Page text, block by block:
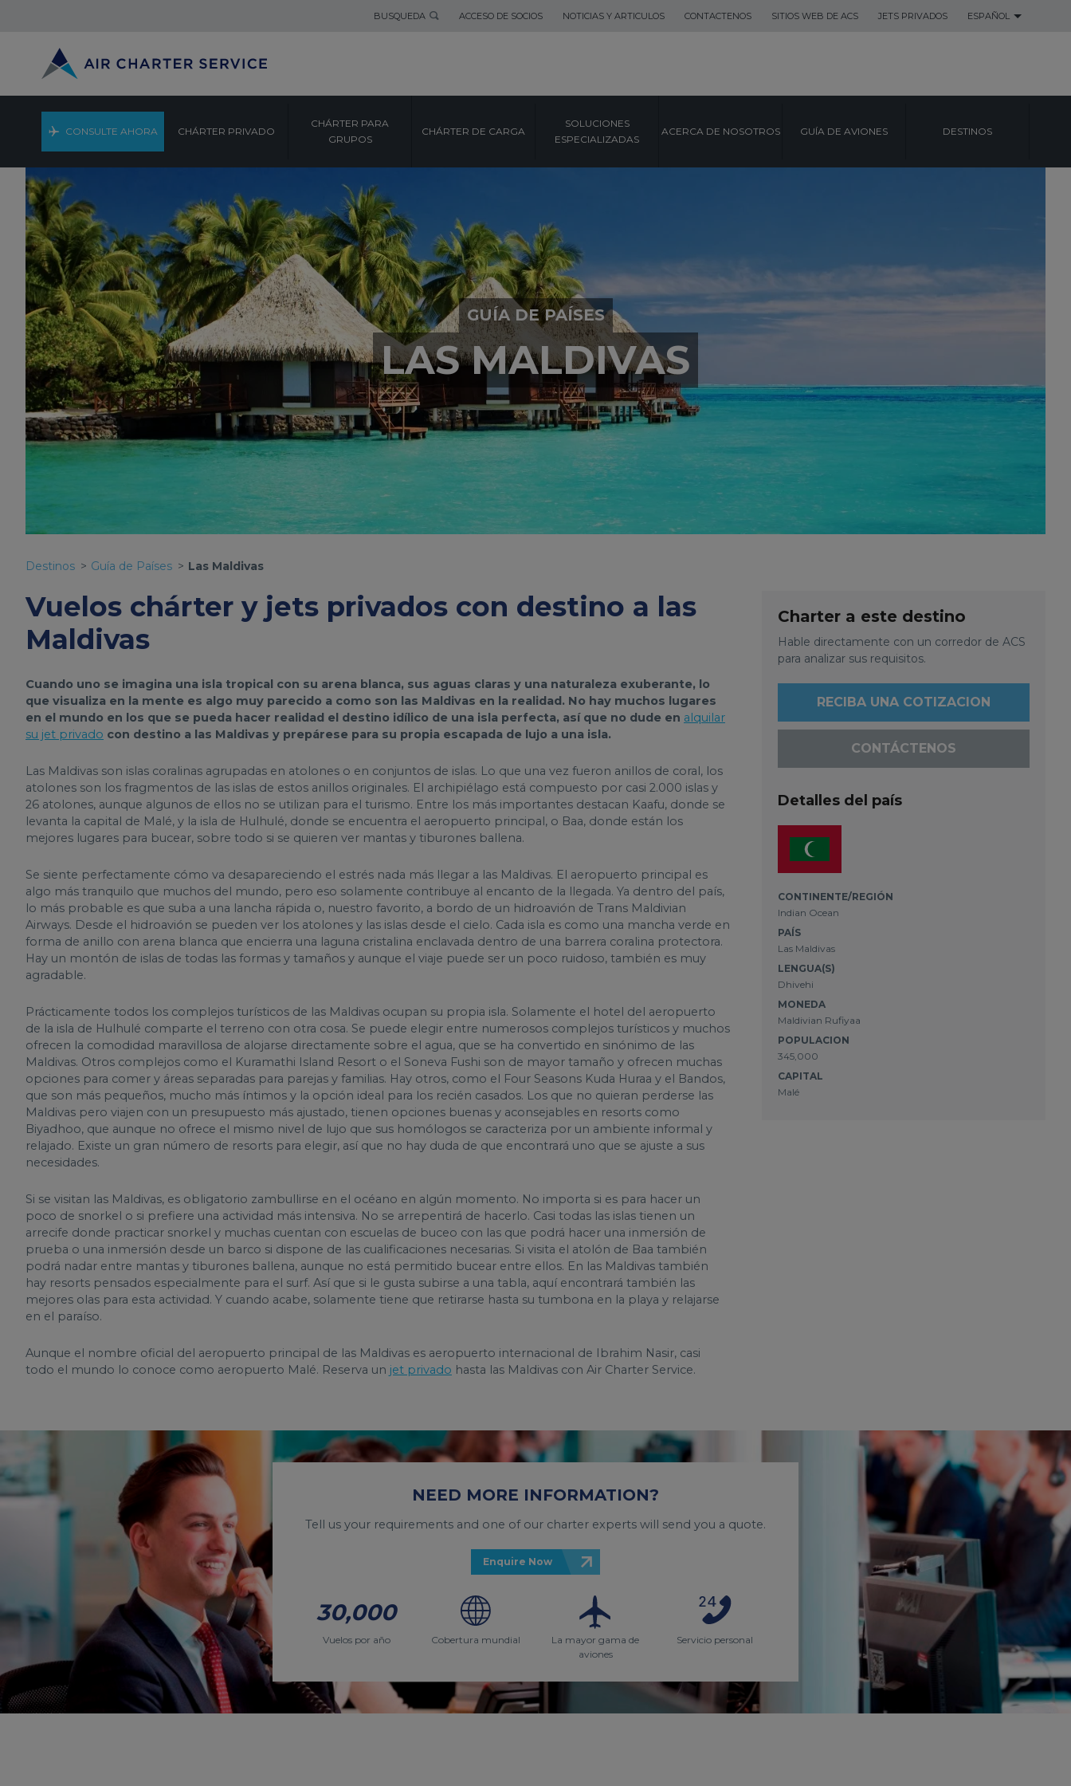
BUSQUEDA ACCESO DE SOCIOS NOTICIAS Y ARTICULOS CONTACTENOS SITIOS WEB DE ACS JETS PRIVADOS ESPAÑOL
CONSULTE AHORA CHÁRTER PRIVADO
CHÁRTER PARA
GRUPOS
CHÁRTER DE CARGA
SOLUCIONES
ESPECIALIZADAS
ACERCA DE NOSOTROS GUÍA DE AVIONES DESTINOS
GUÍA DE PAÍSES
LAS MALDIVAS
Destinos Guía de Países Las Maldivas
Vuelos chárter y jets privados con destino a las
Maldivas
Cuando uno se imagina una isla tropical con su arena blanca, sus aguas claras y una naturaleza exuberante, lo
que visualiza en la mente es algo muy parecido a como son las Maldivas en la realidad. No hay muchos lugares
en el mundo en los que se pueda hacer realidad el destino idílico de una isla perfecta, así que no dude en alquilar
su jet privado con destino a las Maldivas y prepárese para su propia escapada de lujo a una isla.
Las Maldivas son islas coralinas agrupadas en atolones o en conjuntos de islas. Lo que una vez fueron anillos de coral, los
atolones son los fragmentos de las islas de estos anillos originales. El archipiélago está compuesto por casi 2.000 islas y
26 atolones, aunque algunos de ellos no se utilizan para el turismo. Entre los más importantes destacan Kaafu, donde se
levanta la capital de Malé, y la isla de Hulhulé, donde se encuentra el aeropuerto principal, o Baa, donde están los
mejores lugares para bucear, sobre todo si se quieren ver mantas y tiburones ballena.
Se siente perfectamente cómo va desapareciendo el estrés nada más llegar a las Maldivas. El aeropuerto principal es
algo más tranquilo que muchos del mundo, pero eso solamente contribuye al encanto de la llegada. Ya dentro del país,
lo más probable es que suba a una lancha rápida o, nuestro favorito, a bordo de un hidroavión de Trans Maldivian
Airways. Desde el hidroavión se pueden ver los atolones y las islas desde el cielo. Cada isla es como una mancha verde en
forma de anillo con arena blanca que encierra una laguna cristalina enclavada dentro de una barrera coralina protectora.
Hay un montón de islas de todas las formas y tamaños y aunque el viaje puede ser un poco ruidoso, también es muy
agradable.
Prácticamente todos los complejos turísticos de las Maldivas ocupan su propia isla. Solamente el hotel del aeropuerto
de la isla de Hulhulé comparte el terreno con otra cosa. Se puede elegir entre numerosos complejos turísticos y muchos
ofrecen la comodidad maravillosa de alojarse directamente sobre el agua, que se ha convertido en sinónimo de las
Maldivas. Otros complejos como el Kuramathi Island Resort o el Soneva Fushi son de mayor tamaño y ofrecen muchas
opciones para comer y áreas separadas para parejas y familias. Hay otros, como el Four Seasons Kuda Huraa y el Bandos,
que son más pequeños, mucho más íntimos y la opción ideal para los recién casados. Los que no quieran perderse las
Maldivas pero viajen con un presupuesto más ajustado, tienen opciones buenas y aconsejables en resorts como
Biyadhoo, que aunque no ofrece el mismo nivel de lujo que sus homólogos se caracteriza por un ambiente informal y
relajado. Existe un gran número de resorts para elegir, así que no hay duda de que encontrará uno que se ajuste a sus
necesidades.
Si se visitan las Maldivas, es obligatorio zambullirse en el océano en algún momento. No importa si es para hacer un
poco de snorkel o si prefiere una actividad más intensiva. No se arrepentirá de hacerlo. Casi todas las islas tienen un
arrecife donde practicar snorkel y muchas cuentan con escuelas de buceo con las que podrá hacer una inmersión de
prueba o una inmersión desde un barco si dispone de las cualificaciones necesarias. Si visita el atolón de Baa también
podrá nadar entre mantas y tiburones ballena, aunque no está permitido bucear entre ellos. En las Maldivas también
hay resorts pensados especialmente para el surf. Así que si le gusta subirse a una tabla, aquí encontrará también las
mejores olas para esta actividad. Y cuando acabe, solamente tiene que retirarse hasta su tumbona en la playa y relajarse
en el paraíso.
Aunque el nombre oficial del aeropuerto principal de las Maldivas es aeropuerto internacional de Ibrahim Nasir, casi
todo el mundo lo conoce como aeropuerto Malé. Reserva un jet privado hasta las Maldivas con Air Charter Service.
Charter a este destino
Hable directamente con un corredor de ACS
para analizar sus requisitos.
RECIBA UNA COTIZACION
CONTÁCTENOS
Detalles del país
CONTINENTE/REGIÓN
Indian Ocean
PAÍS
Las Maldivas
LENGUA(S)
Dhivehi
MONEDA
Maldivian Rufiyaa
POPULACION
345,000
CAPITAL
Malé
NEED MORE INFORMATION?
Tell us your requirements and one of our charter experts will send you a quote.
Enquire Now
30,000
Vuelos por año Cobertura mundial
La mayor gama de
aviones
Servicio personal